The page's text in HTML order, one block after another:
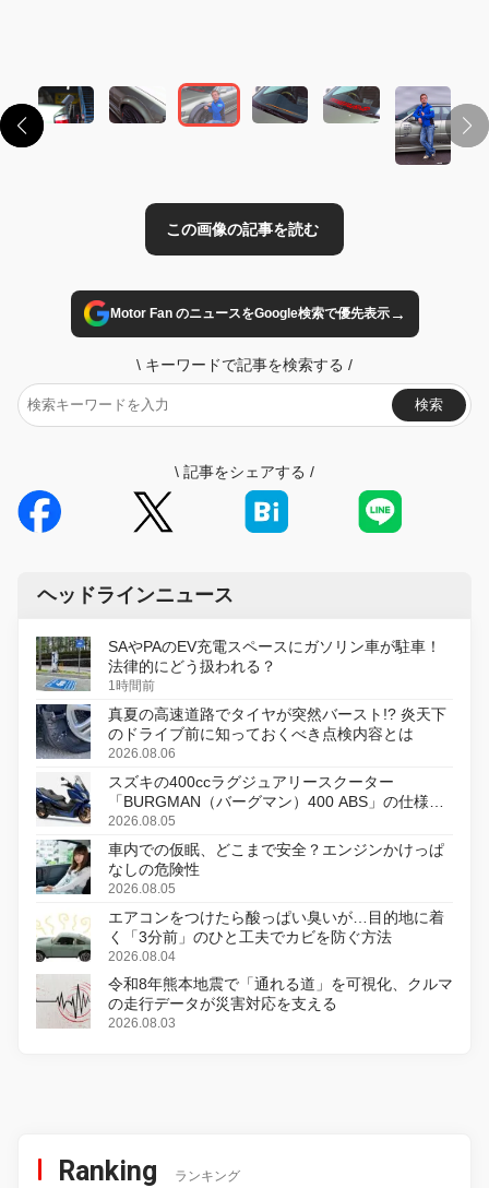
Motor Fan のニュースをGoogle検索で優先表示→
\ キーワードで記事を検索する /
検索
\ 記事をシェアする /
ヘッドラインニュース
SAやPAのEV充電スペースにガソリン車が駐車！
法律的にどう扱われる？
1時間前
真夏の高速道路でタイヤが突然バースト!? 炎天下
のドライブ前に知っておくべき点検内容とは
2026.08.06
スズキの400ccラグジュアリースクーター
「BURGMAN（バーグマン）400 ABS」の仕様を
変更し、8月18日に発売
2026.08.05
車内での仮眠、どこまで安全？エンジンかけっぱ
なしの危険性
2026.08.05
エアコンをつけたら酸っぱい臭いが…目的地に着
く「3分前」のひと工夫でカビを防ぐ方法
2026.08.04
令和8年熊本地震で「通れる道」を可視化、クルマ
の走行データが災害対応を支える
2026.08.03
Ranking ランキング